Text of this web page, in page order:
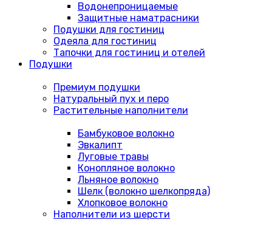
Водонепроницаемые
Защитные наматрасники
Подушки для гостиниц
Одеяла для гостиниц
Тапочки для гостиниц и отелей
Подушки
Премиум подушки
Натуральный пух и перо
Растительные наполнители
Бамбуковое волокно
Эвкалипт
Луговые травы
Конопляное волокно
Льняное волокно
Шелк (волокно шелкопряда)
Хлопковое волокно
Наполнители из шерсти